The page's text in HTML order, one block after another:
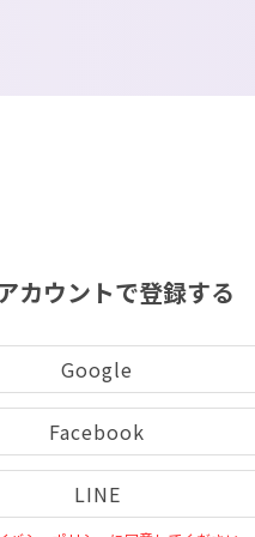
カウントで登録する
Google
Facebook
LINE